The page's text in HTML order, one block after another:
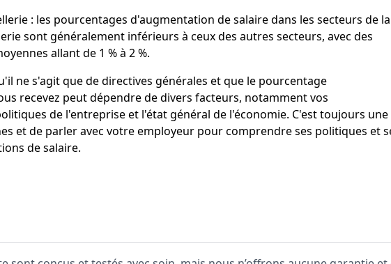
: les pourcentages d'augmentation de salaire dans les secteurs de la
sont généralement inférieurs à ceux des autres secteurs, avec des
allant de 1 % à 2 %.
ne s'agit que de directives générales et que le pourcentage
recevez peut dépendre de divers facteurs, notamment vos
de l'entreprise et l'état général de l'économie. C'est toujours une
et de parler avec votre employeur pour comprendre ses politiques et
de salaire.